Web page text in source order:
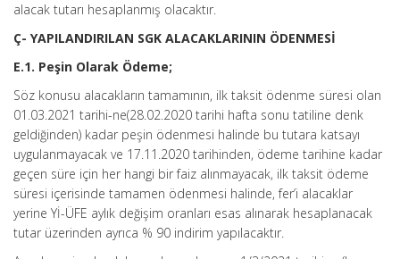
alacak tutarı hesaplanmış olacaktır.
Ç- YAPILANDIRILAN SGK ALACAKLARININ ÖDENMESİ
E.1. Peşin Olarak Ödeme;
Söz konusu alacakların tamamının, ilk taksit ödenme süresi olan
01.03.2021 tarihi-ne(28.02.2020 tarihi hafta sonu tatiline denk
geldiğinden) kadar peşin ödenmesi halinde bu tutara katsayı
uygulanmayacak ve 17.11.2020 tarihinden, ödeme tarihine kadar
geçen süre için her hangi bir faiz alınmayacak, ilk taksit ödeme
süresi içerisinde tamamen ödenmesi halinde, fer’i alacaklar
yerine Yİ-ÜFE aylık değişim oranları esas alınarak hesaplanacak
tutar üzerinden ayrıca % 90 indirim yapılacaktır.